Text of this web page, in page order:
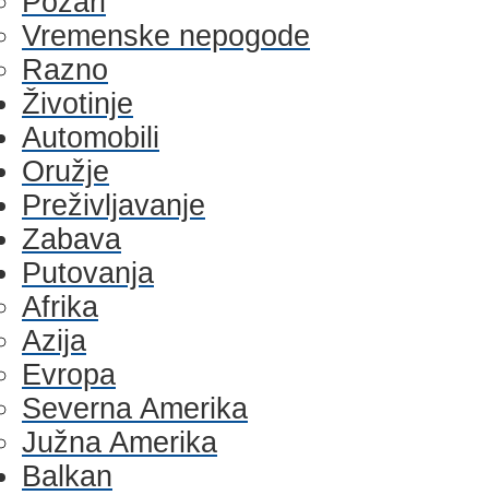
Vremenske nepogode
Razno
Životinje
Automobili
Oružje
Preživljavanje
Zabava
Putovanja
Afrika
Azija
Evropa
Severna Amerika
Južna Amerika
Balkan